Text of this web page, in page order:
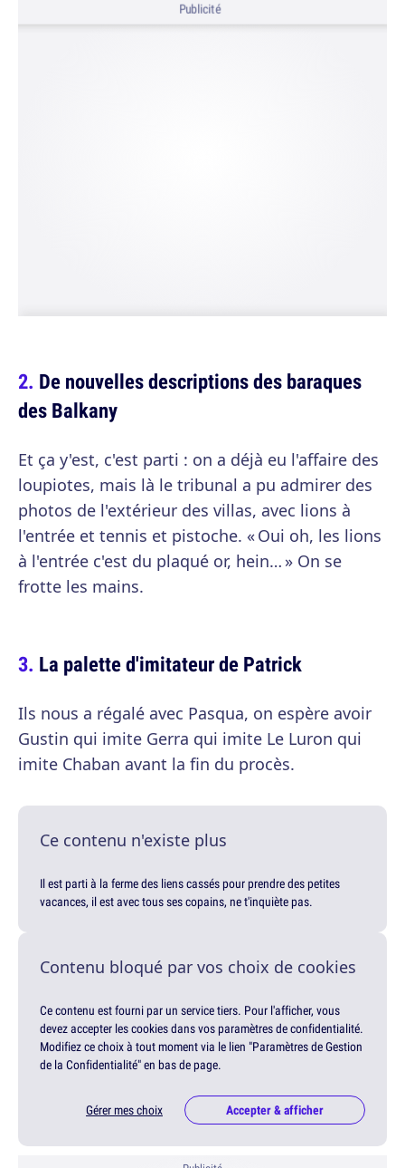
Publicité
De nouvelles descriptions des baraques
des Balkany
Et ça y'est, c'est parti : on a déjà eu l'affaire des
loupiotes, mais là le tribunal a pu admirer des
photos de l'extérieur des villas, avec lions à
l'entrée et tennis et pistoche. « Oui oh, les lions
à l'entrée c'est du plaqué or, hein… » On se
frotte les mains.
La palette d'imitateur de Patrick
Ils nous a régalé avec Pasqua, on espère avoir
Gustin qui imite Gerra qui imite Le Luron qui
imite Chaban avant la fin du procès.
Ce contenu n'existe plus
Il est parti à la ferme des liens cassés pour prendre des petites
vacances, il est avec tous ses copains, ne t'inquiète pas.
Contenu bloqué par vos choix de cookies
Ce contenu est fourni par un service tiers. Pour l'afficher, vous
devez accepter les cookies dans vos paramètres de confidentialité.
Modifiez ce choix à tout moment via le lien "Paramètres de Gestion
de la Confidentialité" en bas de page.
Gérer mes choix Accepter & afficher